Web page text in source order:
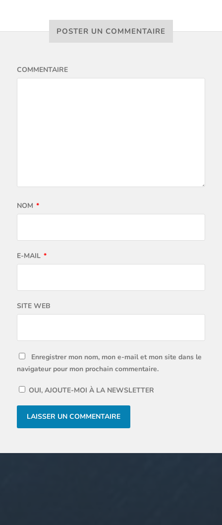
POSTER UN COMMENTAIRE
COMMENTAIRE
NOM *
E-MAIL *
SITE WEB
Enregistrer mon nom, mon e-mail et mon site dans le
navigateur pour mon prochain commentaire.
OUI, AJOUTE-MOI À LA NEWSLETTER